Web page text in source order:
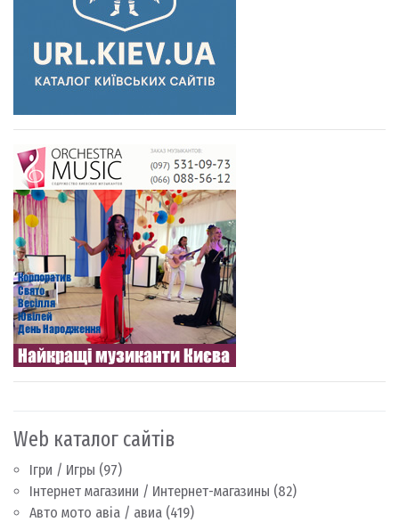
Web каталог сайтів
Ігри / Игры (97)
Інтернет магазини / Интернет-магазины (82)
Авто мото авіа / авиа (419)